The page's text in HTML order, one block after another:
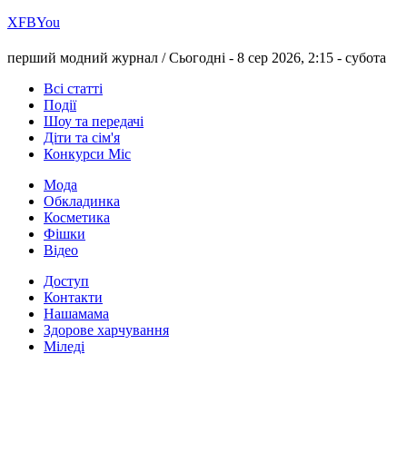
ХFBYou
перший модний журнал /Сьогодні - 8 сер 2026, 2:15 - субота
Всі статті
Події
Шоу та передачі
Діти та сім'я
Конкурси Міс
Мода
Обкладинка
Косметика
Фішки
Відео
Доступ
Контакти
Нашамама
Здорове харчування
Міледі